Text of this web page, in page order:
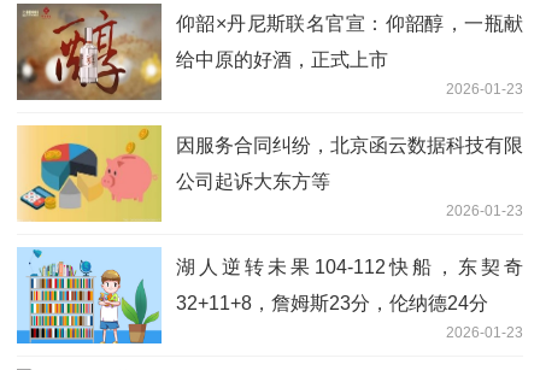
仰韶×丹尼斯联名官宣：仰韶醇，一瓶献
给中原的好酒，正式上市
2026-01-23
因服务合同纠纷，北京函云数据科技有限
公司起诉大东方等
2026-01-23
湖人逆转未果104-112快船，东契奇
32+11+8，詹姆斯23分，伦纳德24分
2026-01-23